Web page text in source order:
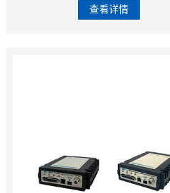
查看详情